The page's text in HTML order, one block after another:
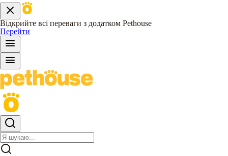
Відкрийте всі переваги з додатком Pethouse
Перейти